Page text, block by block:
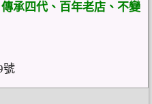
承四代、百年老店、不變
號